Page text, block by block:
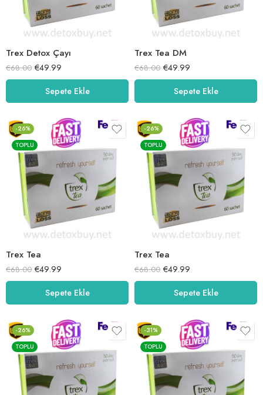
Trex Detox Çayı
€68.00 €49.99
Sepete Ekle
Trex Tea DM
€68.00 €49.99
Sepete Ekle
-26%
TOPLU
Trex Tea
€68.00 €49.99
Sepete Ekle
-26%
TOPLU
Trex Tea
€68.00 €49.99
Sepete Ekle
-26%
TOPLU
-31%
TOPLU